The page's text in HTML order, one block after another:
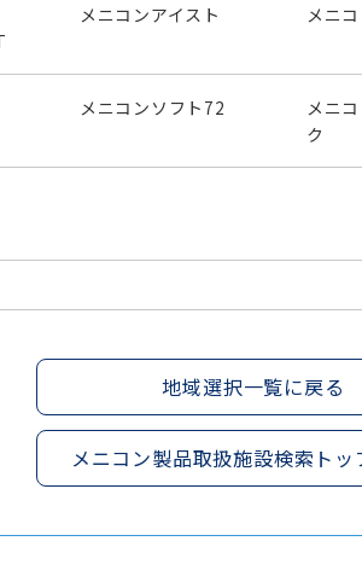
メニコンアイスト メニ
メニコンソフト72
メニ
ク
地域選択一覧に戻る
メニコン製品取扱施設検索トッ